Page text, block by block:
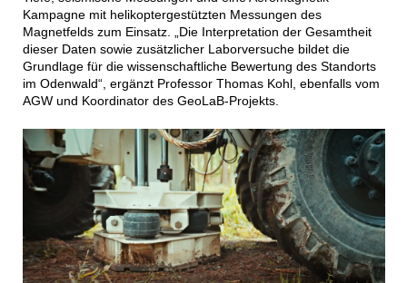
Kampagne mit helikoptergestützten Messungen des
Magnetfelds zum Einsatz. „Die Interpretation der Gesamtheit
dieser Daten sowie zusätzlicher Laborversuche bildet die
Grundlage für die wissenschaftliche Bewertung des Standorts
im Odenwald“, ergänzt Professor Thomas Kohl, ebenfalls vom
AGW und Koordinator des GeoLaB-Projekts.